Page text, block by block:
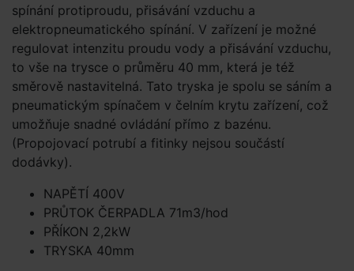
spínání protiproudu, přisávání vzduchu a
elektropneuma­tického spínání. V zařízení je možné
regulovat intenzitu proudu vody a přisávání vzduchu,
to vše na trysce o průměru 40 mm, která je též
směrově nastavitelná. Tato tryska je spolu se sáním a
pneumatickým spínačem v čelním krytu zařízení, což
umožňuje snadné ovládání přímo z bazénu.
(Propojovací potrubí a fitinky nejsou součástí
dodávky).
NAPĚTÍ 400V
PRŮTOK ČERPADLA 71m3/hod
PŘÍKON 2,2kW
TRYSKA 40mm